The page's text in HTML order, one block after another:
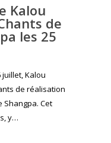
Kalou
de
les 25
Kalou
de réalisation
Shangpa. Cet
y…